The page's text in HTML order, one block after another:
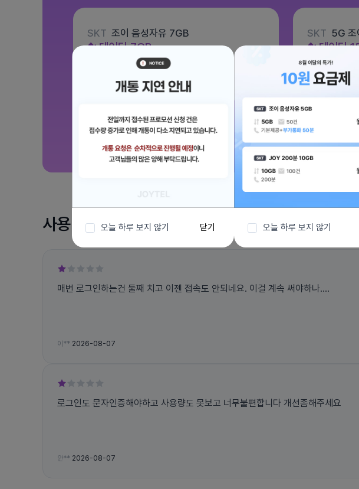
SKT 조이 음성자유 7GB
데이터7GB
문자 100건
월 3,300원
SKT 5G 조
데이터
통화 기본제공
월 6,600
사용 후기
매번 로그인하는건 둘째 치고 이젠 접속도 안되네요. 이걸 계속 써야하나....
이** 2026-08-07
로그인도 문자인증해야하고 사용량도 못보고 너무불편합니다 개선좀해주세요
안** 2026-08-07
오늘 하루 보지 않기 닫기 오늘 하루 보지 않기